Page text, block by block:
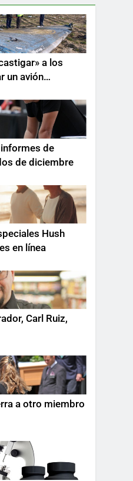
a los
un avión
arrestos
de
de diciembre
Hush
en línea
Carl Ruiz,
a otro miembro